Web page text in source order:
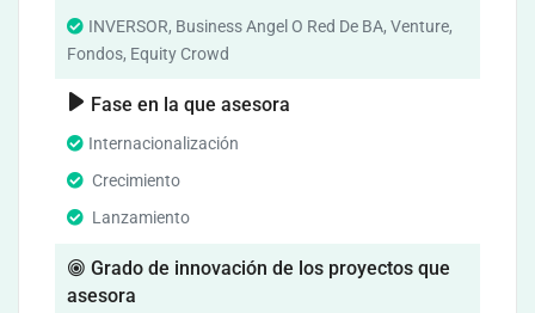
INVERSOR, Business Angel O Red De BA, Venture,
Fondos, Equity Crowd
Fase en la que asesora
Internacionalización
Crecimiento
Lanzamiento
Grado de innovación de los proyectos que
asesora